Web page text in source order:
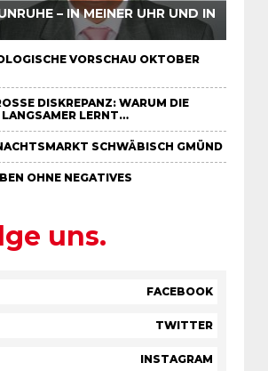
– IN MEINER UHR UND IN
VORSCHAU OKTOBER
DISKREPANZ: WARUM DIE S
LERNT…
SCHWÄBISCH GMÜND
OHNE NEGATIVES
uns.
FACEBOOK
TWITTER
INSTAGRAM